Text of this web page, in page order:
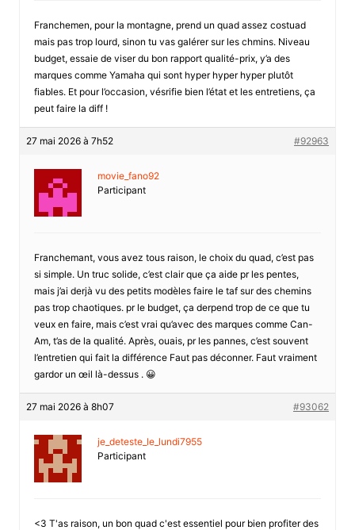
Franchemen, pour la montagne, prend un quad assez costuad
mais pas trop lourd, sinon tu vas galérer sur les chmins. Niveau
budget, essaie de viser du bon rapport qualité-prix, y’a des
marques comme Yamaha qui sont hyper hyper hyper plutôt
fiables. Et pour l’occasion, vésrifie bien l’état et les entretiens, ça
peut faire la diff !
27 mai 2026 à 7h52 #92963
movie_fano92
Participant
Franchemant, vous avez tous raison, le choix du quad, c’est pas
si simple. Un truc solide, c’est clair que ça aide pr les pentes,
mais j’ai derjà vu des petits modèles faire le taf sur des chemins
pas trop chaotiques. pr le budget, ça derpend trop de ce que tu
veux en faire, mais c’est vrai qu’avec des marques comme Can-
Am, t’as de la qualité. Après, ouais, pr les pannes, c’est souvent
l’entretien qui fait la différence Faut pas déconner. Faut vraiment
gardor un œil là-dessus . 😀
27 mai 2026 à 8h07 #93062
je_deteste_le_lundi7955
Participant
<3 T'as raison, un bon quad c'est essentiel pour bien profiter des